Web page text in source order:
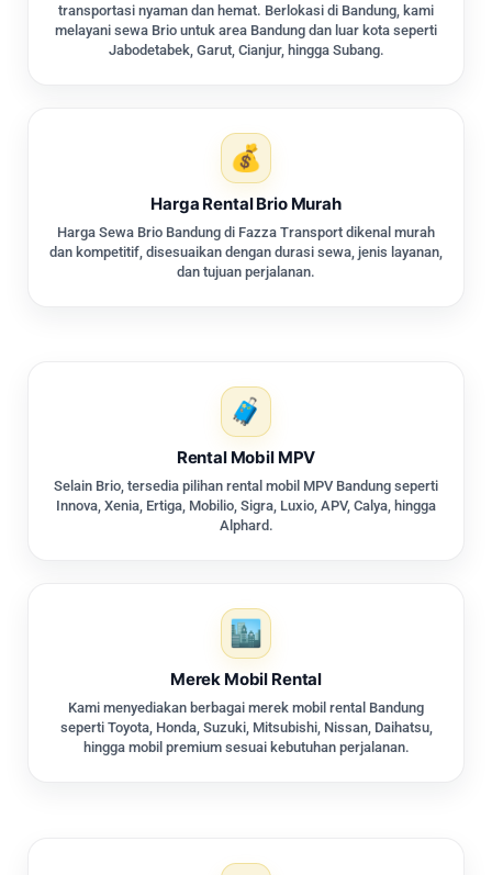
transportasi nyaman dan hemat. Berlokasi di Bandung, kami
melayani sewa Brio untuk area Bandung dan luar kota seperti
Jabodetabek, Garut, Cianjur, hingga Subang.
Harga Rental Brio Murah
Harga Sewa Brio Bandung di Fazza Transport dikenal murah
dan kompetitif, disesuaikan dengan durasi sewa, jenis layanan,
dan tujuan perjalanan.
Rental Mobil MPV
Selain Brio, tersedia pilihan rental mobil MPV Bandung seperti
Innova, Xenia, Ertiga, Mobilio, Sigra, Luxio, APV, Calya, hingga
Alphard.
Merek Mobil Rental
Kami menyediakan berbagai merek mobil rental Bandung
seperti Toyota, Honda, Suzuki, Mitsubishi, Nissan, Daihatsu,
hingga mobil premium sesuai kebutuhan perjalanan.